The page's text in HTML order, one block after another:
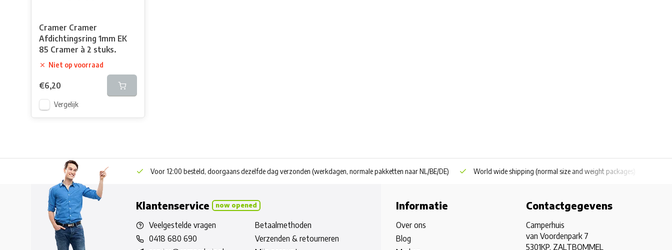
Cramer Cramer
Afdichtingsring 1mm EK
85 Cramer à 2 stuks.
Niet op voorraad
€6,20
Vergelijk
Voor 12:00 besteld, doorgaans dezelfde dag verzonden (werkdagen, normale pakketten naar NL/BE/DE) World wide shipping (normal size and weight packages)
Klantenservice now opened
Veelgestelde vragen
0418 680 690
Betaalmethoden
Verzenden & retourneren
Informatie
Over ons
Blog
Contactgegevens
Camperhuis
van Voordenpark 7
5301KP, ZALTBOMMEL